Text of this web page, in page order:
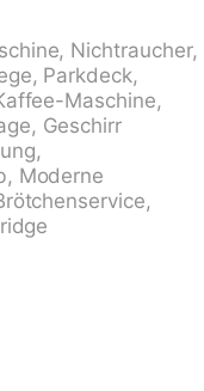
Maggiore, ruhige,
See. Im Hause:
Einstellraum für
(extra),
extra).
(beschränkte
Garage nur
Maße: Höhe
600 m,
Nr. 1)" 400 m,
4.7 km,
Nichtraucher,
Parkdeck,
Maschine,
Geschirr
Moderne